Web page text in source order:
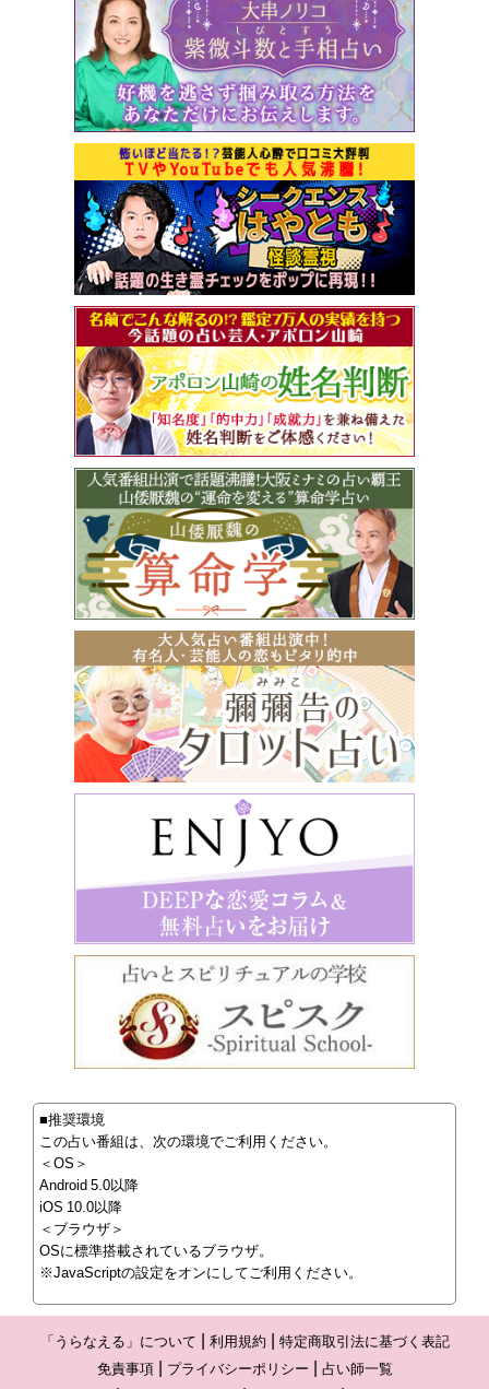
■推奨環境
この占い番組は、次の環境でご利用ください。
＜OS＞
Android 5.0以降
iOS 10.0以降
＜ブラウザ＞
OSに標準搭載されているブラウザ。
※JavaScriptの設定をオンにしてご利用ください。
「うらなえる」について 利用規約
特定商取引法に基づく表記
免責事項
プライバシーポリシー 占い師一覧